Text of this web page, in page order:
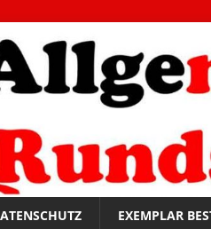
EXEMPLAR